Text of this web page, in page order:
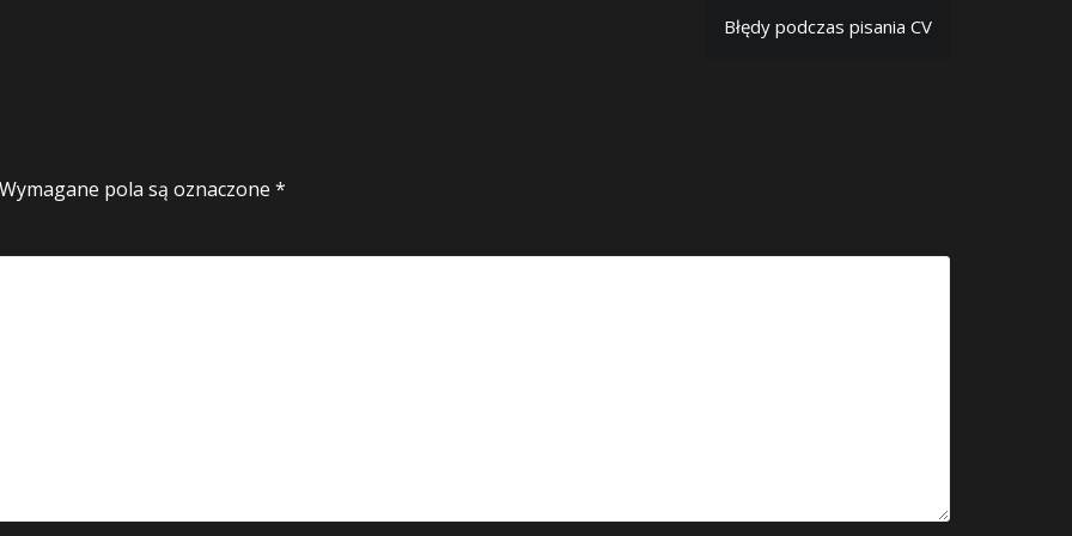
Błędy podczas pisania CV
Wymagane pola są oznaczone *